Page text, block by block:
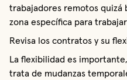
trabajadores remotos quizá
zona específica para
Revisa los contratos y su
La flexibilidad es
trata de mudanzas